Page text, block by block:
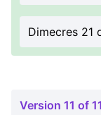
Dimecres 21
Version 11 of 11